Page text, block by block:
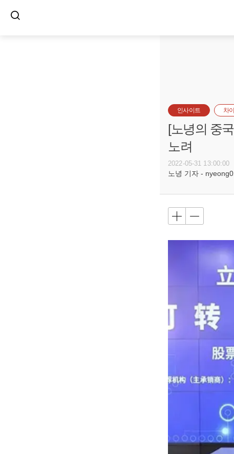
인사이트 차
[노녕의 중
노려
2022-05-31 13:00:00
노녕 기자 -